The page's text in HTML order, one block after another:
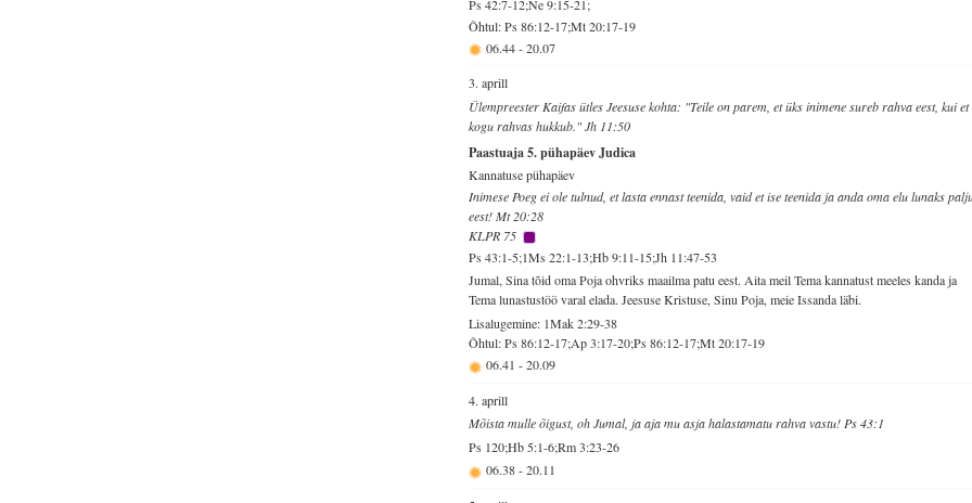
Ps 42:7-12;Ne 9:15-21;
Õhtul: Ps 86:12-17;Mt 20:17-19
06.44-20.07
3. aprill
Ülempreester Kaifas ütles Jeesuse kohta: "Teile on parem, et üks inimene sureb rahva eest, kui et
kogu rahvas hukkub." Jh 11:50
Paastuaja 5. pühapäev Judica
Kannatuse pühapäev
Inimese Poeg ei ole tulnud, et lasta ennast teenida, vaid et ise teenida ja anda oma elu lunaks
eest! Mt 20:28
KLPR 75
Ps 43:1-5;1Ms 22:1-13;Hb 9:11-15;Jh 11:47-53
Jumal, Sina tõid oma Poja ohvriks maailma patu eest. Aita meil Tema kannatust meeles kanda ja
Tema lunastustöö varal elada. Jeesuse Kristuse, Sinu Poja, meie Issanda läbi.
Lisalugemine: 1Mak 2:29-38
Õhtul: Ps 86:12-17;Ap 3:17-20;Ps 86:12-17;Mt 20:17-19
06.41 -20.09
4. aprill
Mõista mulle õigust, oh Jumal, ja aja mu asja halastamatu rahva vastu! Ps 43:1
Ps 120;Hb 5:1-6;Rm 3:23-26
06.38-20.11